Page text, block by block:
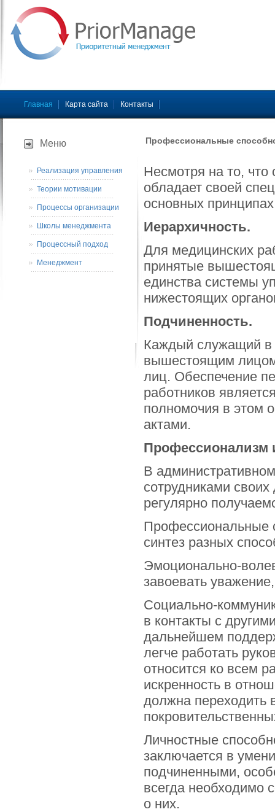
Главная Карта сайта Контакты
Профессиональные
Несмотря на то, что
обладает своей
основных
Иерархичность.
Для медицинских
принятые
единства системы
нижестоящих
Подчиненность.
Каждый служащий в
вышестоящим
лиц. Обеспечение
работников
полномочия в этом
актами.
Профессионализм
В
сотрудниками
регулярно
Профессиональные
синтез разных
Эмоционально-
завоевать
Социально-
в контакты с
дальнейшем
легче работать
относится ко всем
искренность в
должна переходить
Личностные
заключается в
подчиненными,
всегда необходимо
о них.
Меню
Реализация управления
Теории мотивации
Процессы организации
Школы менеджмента
Процессный подход
Менеджмент